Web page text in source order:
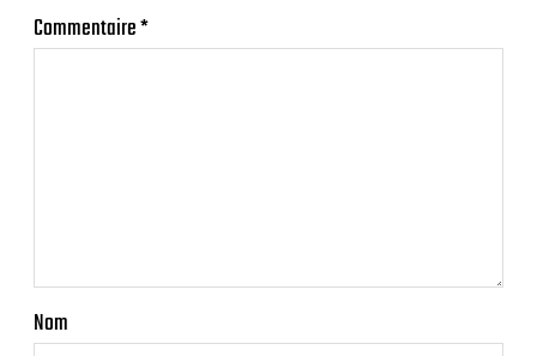
Commentaire*
Nom